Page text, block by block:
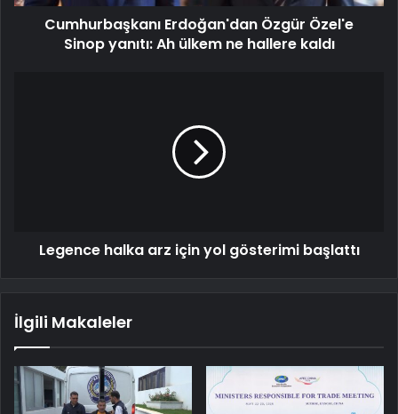
Cumhurbaşkanı Erdoğan'dan Özgür Özel'e
Sinop yanıtı: Ah ülkem ne hallere kaldı
Legence halka arz için yol gösterimi başlattı
İlgili Makaleler